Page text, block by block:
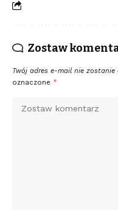
Zostaw
Twój adres e-mail nie zostanie
oznaczone *